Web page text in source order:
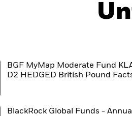
BGF MyMap Moderate Fund
D2 HEDGED British Pound
BlackRock Global Funds -